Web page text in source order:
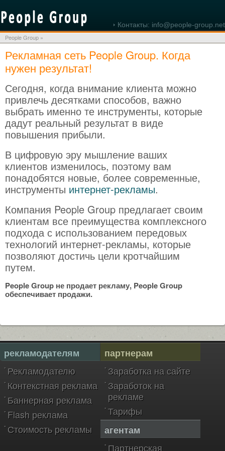
Контакты: info@people-group.net
People Group »
Рекламная сеть People Group. Когда
нужен результат!
Сегодня, когда внимание клиента можно
привлечь десятками способов, важно
выбрать именно те инструменты, которые
дадут реальный результат в виде
повышения прибыли.
В цифровую эру мышление ваших
клиентов изменилось, поэтому вам
понадобятся новые, более современные,
инструменты интернет-рекламы.
Компания People Group предлагает своим
клиентам все преимущества комплексного
подхода с использованием передовых
технологий интернет-рекламы, которые
позволяют достичь цели кротчайшим
путем.
People Group не продает рекламу, People Group
обеспечивает продажи.
рекламодателям
Рекламодателю
Контекстная реклама
Баннерная реклама
Flash реклама
Стоимость рекламы
партнерам
Заработка на сайте
Заработок на
рекламе
Тарифы
агентам
Партнерская